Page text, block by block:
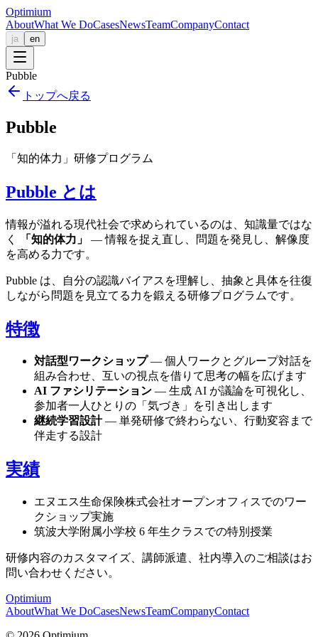
Optimium
AboutWhat We DoCasesNewsTeamCompanyContact
ja en
Pubble
トップへ戻る
Pubble
「知的体力」研修プログラム
Pubble とは
情報が溢れる現代社会で求められているのは、知識量ではな
く
「知的体力」
— 情報を捉え直し、問題を発見し、解像度
を高める力です。
Pubble は、自分の認識バイアスを理解し、抽象と具体を往復
しながら問題を見立てる力を鍛える研修プログラムです。
特徴
対話型ワークショップ— 個人ワークとグループ対話を
組み合わせ、互いの視点を借りて思考の幅を広げます
AI ファシリテーション — 生成 AI が議論を可視化し、
参加者一人ひとりの「気づき」を引き出します
継続学習設計— 単発研修で終わらない、行動変容まで
伴走する設計
実績
エヌエス生命保険株式会社オープンオフィスでのワー
クショップ実施
筑波大学附属小学校 6 年生クラスでの特別授業
研修内容のカスタマイズ、講師派遣、社内導入のご相談はお
問い合わせください。
Optimium
AboutWhat We DoCasesNewsTeamCompanyContact